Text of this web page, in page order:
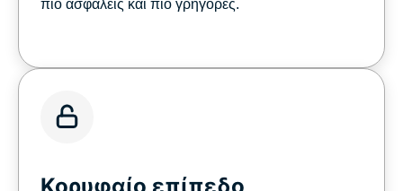
πιο ασφαλείς και πιο γρήγορες.